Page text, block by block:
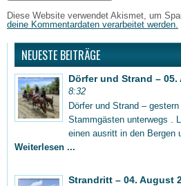
Diese Website verwendet Akismet, um
deine Kommentardaten verarbeitet werden.
NEUESTE BEITRÄGE
Dörfer und Strand – 05.
8:32
Dörfer und Strand –
Stammgästen unterwegs .
einen ausritt in den Bergen
Weiterlesen ...
Strandritt – 04. August